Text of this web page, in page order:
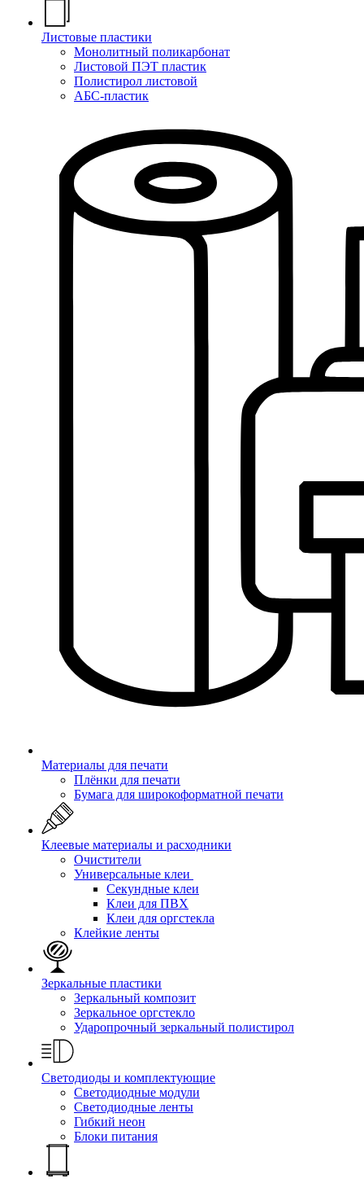
Листовые пластики
Монолитный поликарбонат
Листовой ПЭТ пластик
Полистирол листовой
АБС-пластик
Материалы для печати
Плёнки для печати
Бумага для широкоформатной печати
Клеевые материалы и расходники
Очистители
Универсальные клеи
Секундные клеи
Клеи для ПВХ
Клеи для оргстекла
Клейкие ленты
Зеркальные пластики
Зеркальный композит
Зеркальное оргстекло
Ударопрочный зеркальный полистирол
Светодиоды и комплектующие
Светодиодные модули
Светодиодные ленты
Гибкий неон
Блоки питания